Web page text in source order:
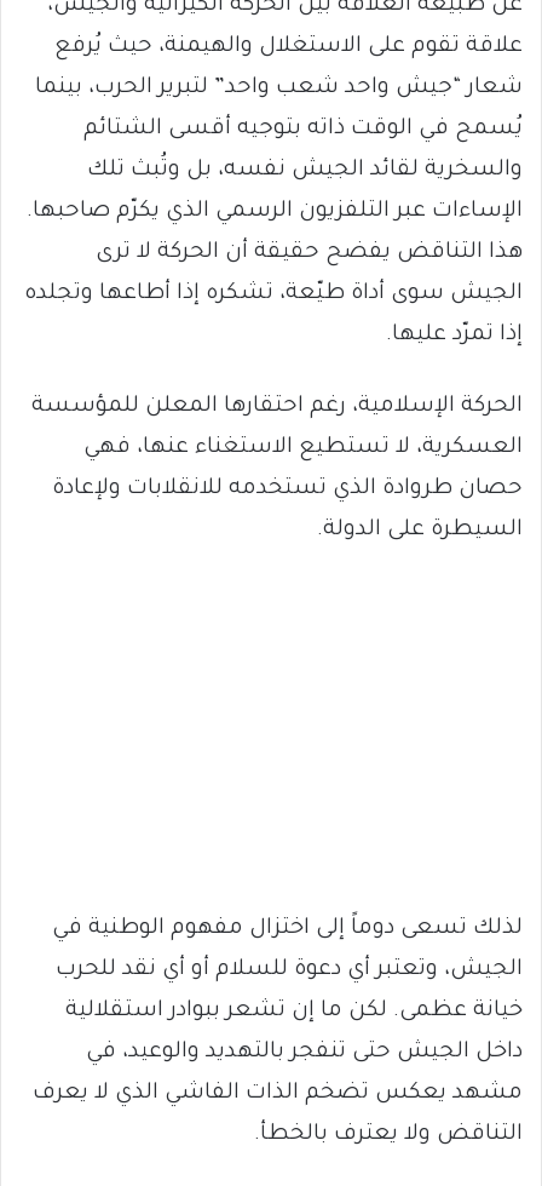
عن طبيعة العلاقة بين الحركة الكيزانية والجيش،
علاقة تقوم على الاستغلال والهيمنة، حيث يُرفع
شعار “جيش واحد شعب واحد” لتبرير الحرب، بينما
يُسمح في الوقت ذاته بتوجيه أقسى الشتائم
والسخرية لقائد الجيش نفسه، بل وتُبث تلك
الإساءات عبر التلفزيون الرسمي الذي يكرّم صاحبها.
هذا التناقض يفضح حقيقة أن الحركة لا ترى
الجيش سوى أداة طيّعة، تشكره إذا أطاعها وتجلده
إذا تمرّد عليها.
الحركة الإسلامية، رغم احتقارها المعلن للمؤسسة
العسكرية، لا تستطيع الاستغناء عنها، فهي
حصان طروادة الذي تستخدمه للانقلابات ولإعادة
السيطرة على الدولة.
لذلك تسعى دوماً إلى اختزال مفهوم الوطنية في
الجيش، وتعتبر أي دعوة للسلام أو أي نقد للحرب
خيانة عظمى. لكن ما إن تشعر ببوادر استقلالية
داخل الجيش حتى تنفجر بالتهديد والوعيد، في
مشهد يعكس تضخم الذات الفاشي الذي لا يعرف
التناقض ولا يعترف بالخطأ.